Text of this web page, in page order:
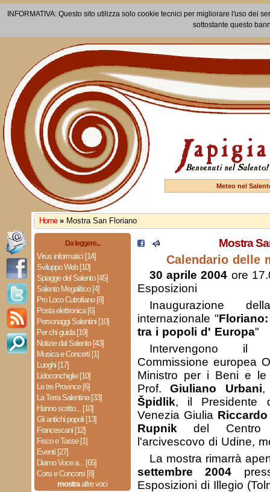
INFORMATIVA: Questo sito utilizza solo cookie tecnici per migliorare l'uso dei
sottostante questo
Meteo nel
Home » Mostra San Floriano
Da leggere...
Virus informatici [14]
Sviluppo Web [10]
Spiagge del Salento [45]
Salento Megalitico [4]
Pro Loco Cutrofiano [8]
Posta elettronica [6]
Personaggi Salentini [10]
Per chi guida [19]
Notizie dal Salento [43]
Musica e Concerti [1]
Luoghi [17]
Lidoconchiglie [10]
Le tre Province [6]
La Terra Salentina [33]
Hanno scritto... [10]
Gli antichi popoli [13]
Francescani [12]
Fisco e Tasse [1]
Eventi [27]
Diamo Voce a... [65]
Corsi e Concorsi [8]
mostraaltre voci
Mostra
Calendario delle
30 aprile 2004 ore
Esposizioni
Inaugurazione
internazionale "
tra i popoli d' Europa"
Intervengono il
Commissione europea
Ministro per i Beni e le
Prof.Giuliano Urbani,
Špidlik, il Presidente
Venezia Giulia
Rupnik del Centro
l'arcivescovo di Udine,
La mostra rimarrà
settembre 2004
Esposizioni di Illegio